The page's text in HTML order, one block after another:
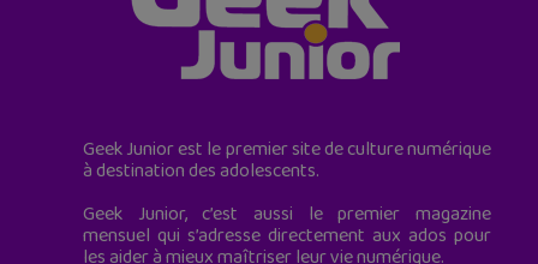
Geek Junior est le premier site de culture numérique
à destination des adolescents.
Geek Junior, c’est aussi le premier magazine
mensuel qui s’adresse directement aux ados pour
les aider à mieux maîtriser leur vie numérique.